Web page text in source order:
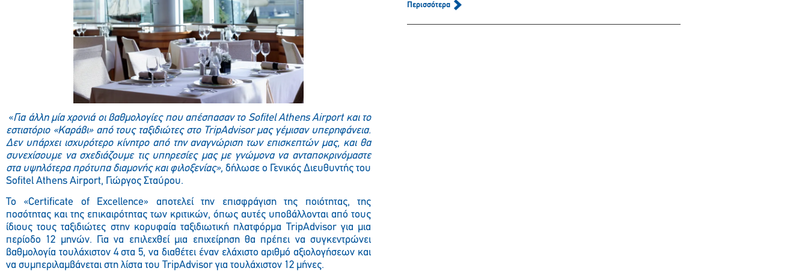
«Για άλλη μία χρονιά οι βαθμολογίες που απέσπασαν το Sofitel Athens Airport και το
εστιατόριο «Καράβι» από τους ταξιδιώτες στο TripAdvisor μας γέμισαν υπερηφάνεια.
Δεν υπάρχει ισχυρότερο κίνητρο από την αναγνώριση των επισκεπτών μας, και θα
συνεχίσουμε να σχεδιάζουμε τις υπηρεσίες μας με γνώμονα να ανταποκρινόμαστε
στα υψηλότερα πρότυπα διαμονής και φιλοξενίας», δήλωσε ο Γενικός Διευθυντής του
Sofitel Athens Airport, Γιώργος Σταύρου.
Το «Certificate of Excellence» αποτελεί την επισφράγιση της ποιότητας, της
ποσότητας και της επικαιρότητας των κριτικών, όπως αυτές υποβάλλονται από τους
ίδιους τους ταξιδιώτες στην κορυφαία ταξιδιωτική πλατφόρμα TripAdvisor για μια
περίοδο 12 μηνών. Για να επιλεχθεί μια επιχείρηση θα πρέπει να συγκεντρώνει
βαθμολογία τουλάχιστον 4 στα 5, να διαθέτει έναν ελάχιστο αριθμό αξιολογήσεων και
να συμπεριλαμβάνεται στη λίστα του TripAdvisor για τουλάχιστον 12 μήνες.
Περισσότερα